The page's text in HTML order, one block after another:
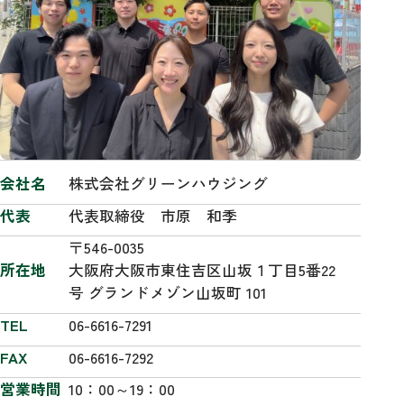
会社名
株式会社グリーンハウジング
代表
代表取締役 市原 和季
所在地
〒546-0035
大阪府大阪市東住吉区山坂１丁目5番22
号 グランドメゾン山坂町 101
TEL
06-6616-7291
FAX
06-6616-7292
営業時間 10：00～19：00